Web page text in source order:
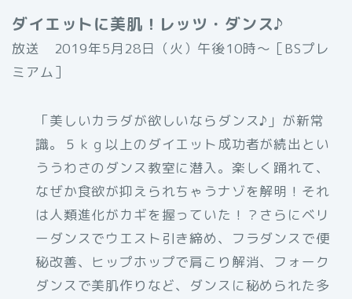
ダイエットに美肌！レッツ・ダンス♪
放送 2019年5月28日（火）午後10時〜［BSプレ
ミアム］
「美しいカラダが欲しいならダンス♪」が新常
識。５ｋｇ以上のダイエット成功者が続出とい
ううわさのダンス教室に潜入。楽しく踊れて、
なぜか食欲が抑えられちゃうナゾを解明！それ
は人類進化がカギを握っていた！？さらにベリ
ーダンスでウエスト引き締め、フラダンスで便
秘改善、ヒップホップで肩こり解消、フォーク
ダンスで美肌作りなど、ダンスに秘められた多